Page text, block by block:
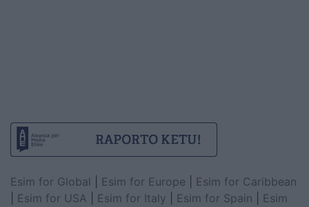
Esim for Global Esim for Europe
Esim for Caribbean
Esim for USA Esim for Italy Esim for Spain
Esim